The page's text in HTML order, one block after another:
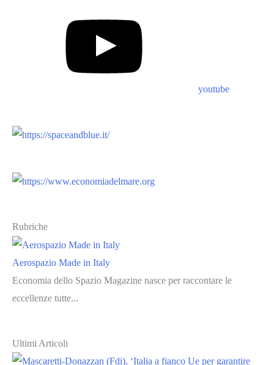
youtube
Rubriche
Aerospazio Made in Italy
Economia dello Spazio Magazine nasce per raccontare le
eccellenze tutte...
Ultimi Articoli